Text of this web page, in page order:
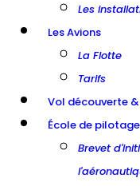
Les
Les Avions
La Flotte
Tarifs
Vol découverte
École de pilotage
Brevet